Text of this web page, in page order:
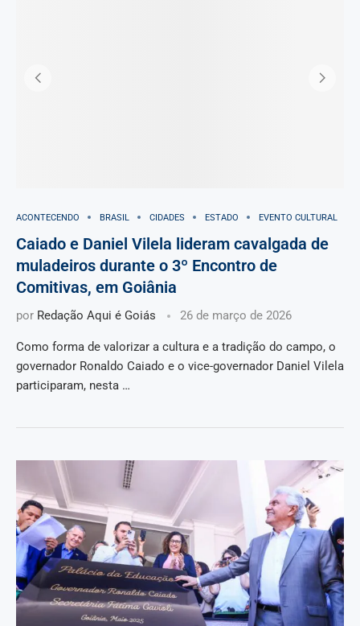
ACONTECENDO BRASIL CIDADES ESTADO EVENTO CULTURAL
Caiado e Daniel Vilela lideram cavalgada de
muladeiros durante o 3º Encontro de
Comitivas, em Goiânia
por Redação Aqui é Goiás 26 de março de 2026
Como forma de valorizar a cultura e a tradição do campo, o
governador Ronaldo Caiado e o vice-governador Daniel Vilela
participaram, nesta …